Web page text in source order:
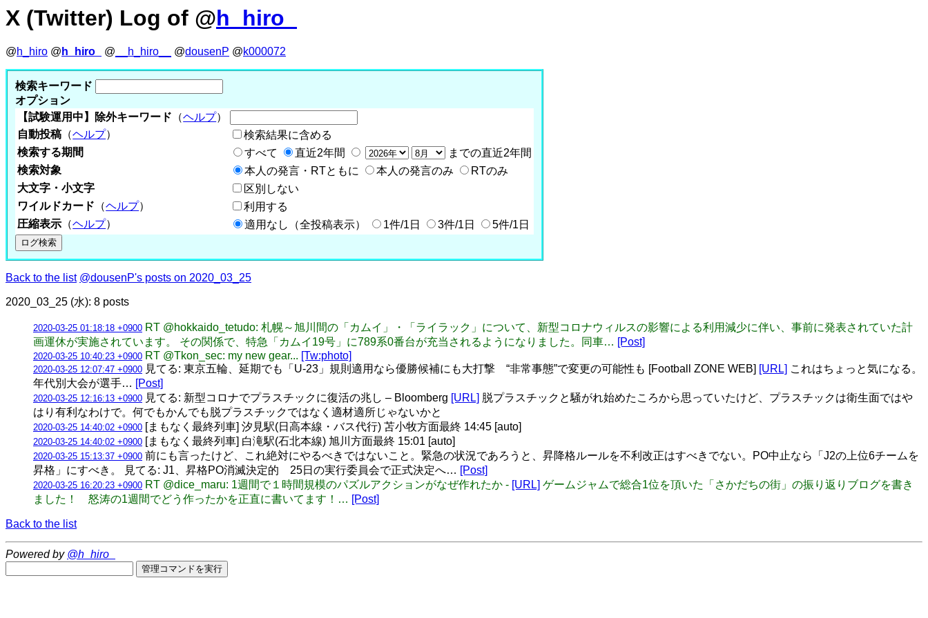
X (Twitter) Log of @h_hiro_
@h_hiro @ h_hiro_ @ __h_hiro__ @dousenP @k000072
検索キーワード
オプション
【試験運用中】除外キーワード （ヘルプ）
自動投稿 （ヘルプ）
検索結果に含める
検索する期間
すべて 直近2年間
までの直近2年間
検索対象
本人の発言・RTともに 本人の発言のみ
RTのみ
大文字・小文字
区別しない
ワイルドカード （ヘルプ）
利用する
圧縮表示 （ヘルプ） 適用なし（全投稿表示） 1件/1日 3件/1日 5件/1日
Back to the list @dousenP's posts on 2020_03_25
2020_03_25 (水): 8 posts
2020-03-25 01:18:18 +0900 RT @hokkaido_tetudo: 札幌～旭川間の「カムイ」・「ライラック」について、新型コロナウィルスの影響による利用減少に伴い、事前に発表されていた計
画運休が実施されています。 その関係で、特急「カムイ19号」に789系0番台が充当されるようになりました。同車… [Post]
2020-03-25 10:40:23 +0900 RT @Tkon_sec: my new gear... [Tw:photo]
2020-03-25 12:07:47 +0900 見てる: 東京五輪、延期でも「U-23」規則適用なら優勝候補にも大打撃 “非常事態”で変更の可能性も [Football ZONE WEB] [URL] これはちょっと気になる。
年代別大会が選手… [Post]
2020-03-25 12:16:13 +0900 見てる: 新型コロナでプラスチックに復活の兆し – Bloomberg [URL] 脱プラスチックと騒がれ始めたころから思っていたけど、プラスチックは衛生面ではや
はり有利なわけで。何でもかんでも脱プラスチックではなく適材適所じゃないかと
2020-03-25 14:40:02 +0900 [まもなく最終列車] 汐見駅(日高本線・バス代行) 苫小牧方面最終 14:45 [auto]
2020-03-25 14:40:02 +0900 [まもなく最終列車] 白滝駅(石北本線) 旭川方面最終 15:01 [auto]
2020-03-25 15:13:37 +0900 前にも言ったけど、これ絶対にやるべきではないこと。緊急の状況であろうと、昇降格ルールを不利改正はすべきでない。PO中止なら「J2の上位6チームを
昇格」にすべき。 見てる: J1、昇格PO消滅決定的 25日の実行委員会で正式決定へ… [Post]
2020-03-25 16:20:23 +0900 RT @dice_maru: 1週間で１時間規模のパズルアクションがなぜ作れたか - [URL] ゲームジャムで総合1位を頂いた「さかだちの街」の振り返りブログを書き
ました！ 怒涛の1週間でどう作ったかを正直に書いてます！… [Post]
Back to the list
Powered by @h_hiro_